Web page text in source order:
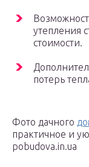
утепления
стоимости.
потерь
Фото дачного
практичное и
pobudova.in.ua